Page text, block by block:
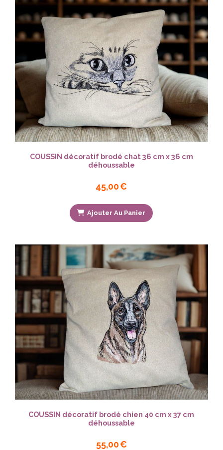
COUSSIN décoratif brodé chat 36 cm x 36 cm
déhoussable
45,00€
Ajouter Au Panier
COUSSIN décoratif brodé chien 40 cm x 37 cm
déhoussable
55,00€